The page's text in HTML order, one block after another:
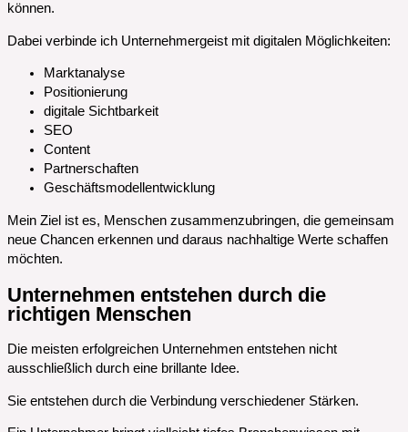
können.
Dabei verbinde ich Unternehmergeist mit digitalen Möglichkeiten:
Marktanalyse
Positionierung
digitale Sichtbarkeit
SEO
Content
Partnerschaften
Geschäftsmodellentwicklung
Mein Ziel ist es, Menschen zusammenzubringen, die gemeinsam
neue Chancen erkennen und daraus nachhaltige Werte schaffen
möchten.
Unternehmen entstehen durch die
richtigen Menschen
Die meisten erfolgreichen Unternehmen entstehen nicht
ausschließlich durch eine brillante Idee.
Sie entstehen durch die Verbindung verschiedener Stärken.